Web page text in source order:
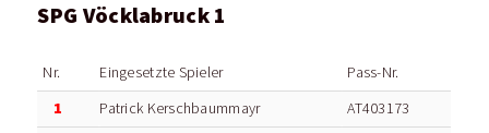
SPG Vöcklabruck 1
Nr. Eingesetzte Spieler Pass-Nr.
1 Patrick Kerschbaummayr AT403173